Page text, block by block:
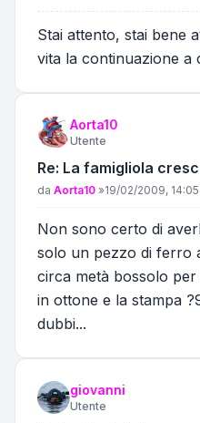
Stai attento, stai bene
vita la continuazione a
Aorta10
Utente
Re: La famigliola
Messaggio
da Aorta10 »19/02/2009, 14:05
Non sono certo di
solo un pezzo di ferro
circa metà bossolo
in ottone e la stampa
dubbi...
giovanni
Utente